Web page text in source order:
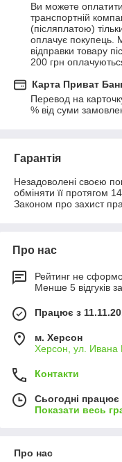
Ви можете
транспортній
(післяплатою)
оплачує покупець.
відправки товару
200 грн
Карта Приват
Перевод на
% від суми
Гарантія
Незадоволені своєю
обміняти її протягом
Законом про захист
Про нас
Рейтинг не
Менше 5 відгуків
Працює з
м. Херсон
Херсон, ул. Ивана
Контакти
Сьогодні працює
Показати весь
Про нас